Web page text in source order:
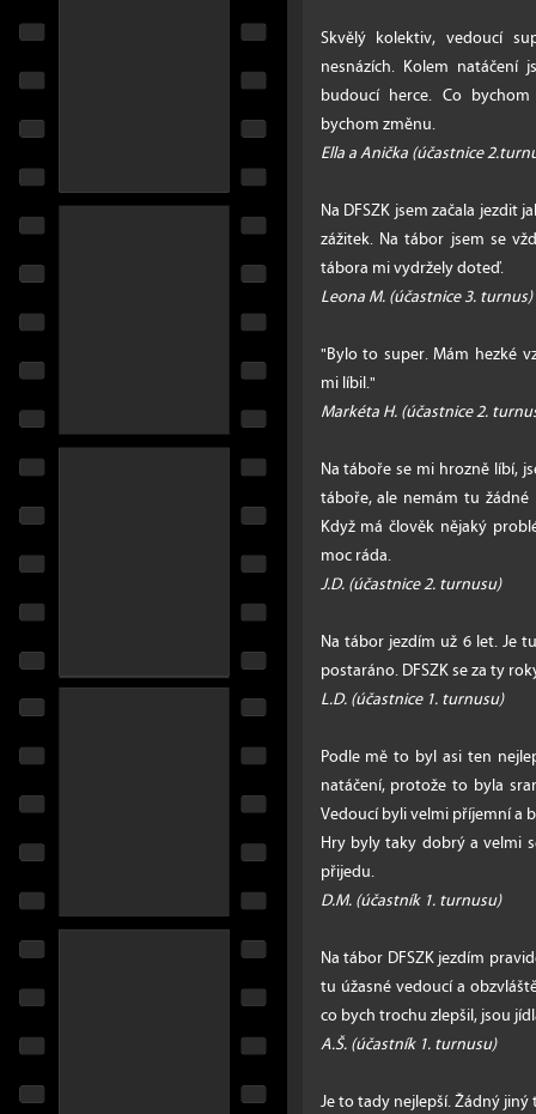
Skvělý kolektiv, vedoucí
nesnázích. Kolem
budoucí herce. Co
bychom změnu.
Ella a Anička (účastnice
Na DFSZK jsem začala
zážitek. Na tábor jsem se
tábora mi vydržely doteď.
Leona M. (účastnice 3. turnus)
"Bylo to super. Mám hezké
mi líbil."
Markéta H. (účastnice 2.
Na táboře se mi hrozně líbí,
táboře, ale nemám tu
Když má člověk nějaký
moc ráda.
J.D. (účastnice 2. turnusu)
Na tábor jezdím už 6 let. Je
postaráno. DFSZK se za ty
L.D. (účastnice 1. turnusu)
Podle mě to byl asi ten
natáčení, protože to byla
Vedoucí byli velmi příjemní a
Hry byly taky dobrý a velmi
přijedu.
D.M. (účastník 1. turnusu)
Na tábor DFSZK jezdím
tu úžasné vedoucí a
co bych trochu zlepšil, jsou
A.Š. (účastník 1. turnusu)
Je to tady nejlepší. Žádný